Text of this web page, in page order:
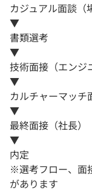
カジュアル面談（
▼
書類選考
▼
技術面接（エンジ
▼
カルチャーマッチ
▼
最終面接（社長）
▼
内定
※選考フロー、面
があります